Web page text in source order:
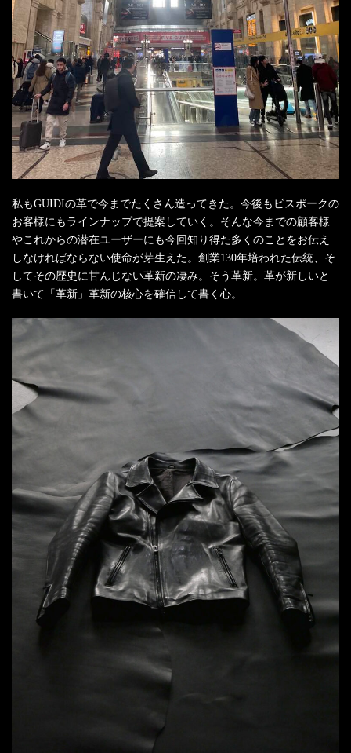
私もGUIDIの革で今までたくさん造ってきた。今後もビスポークの
お客様にもラインナップで提案していく。そんな今までの顧客様
やこれからの潜在ユーザーにも今回知り得た多くのことをお伝え
しなければならない使命が芽生えた。創業130年培われた伝統、そ
してその歴史に甘んじない革新の凄み。そう革新。革が新しいと
書いて「革新」革新の核心を確信して書く心。